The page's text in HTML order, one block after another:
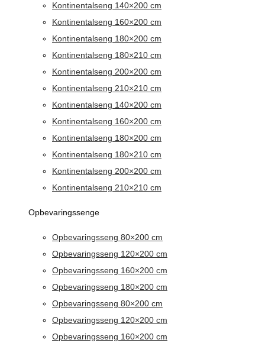
Kontinentalseng 140×200 cm
Kontinentalseng 160×200 cm
Kontinentalseng 180×200 cm
Kontinentalseng 180×210 cm
Kontinentalseng 200×200 cm
Kontinentalseng 210×210 cm
Kontinentalseng 140×200 cm
Kontinentalseng 160×200 cm
Kontinentalseng 180×200 cm
Kontinentalseng 180×210 cm
Kontinentalseng 200×200 cm
Kontinentalseng 210×210 cm
Opbevaringssenge
Opbevaringsseng 80×200 cm
Opbevaringsseng 120×200 cm
Opbevaringsseng 160×200 cm
Opbevaringsseng 180×200 cm
Opbevaringsseng 80×200 cm
Opbevaringsseng 120×200 cm
Opbevaringsseng 160×200 cm